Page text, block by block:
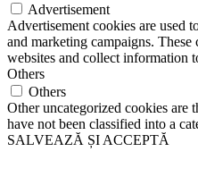
Advertisement
Advertisement cookies are used
and marketing campaigns.
websites and collect information
Others
Others
Other uncategorized cookies are
have not been classified into a
SALVEAZĂ ȘI ACCEPTĂ